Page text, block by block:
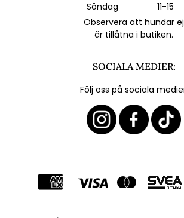
Söndag
11-15
Observera att hundar ej
är tillåtna i butiken.
SOCIALA MEDIER:
Följ oss på sociala